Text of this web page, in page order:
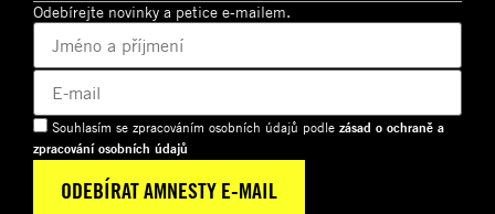
Odebírejte novinky a petice e-mailem.
Souhlasím se zpracováním osobních údajů podle zásad o ochraně a
zpracování osobních údajů